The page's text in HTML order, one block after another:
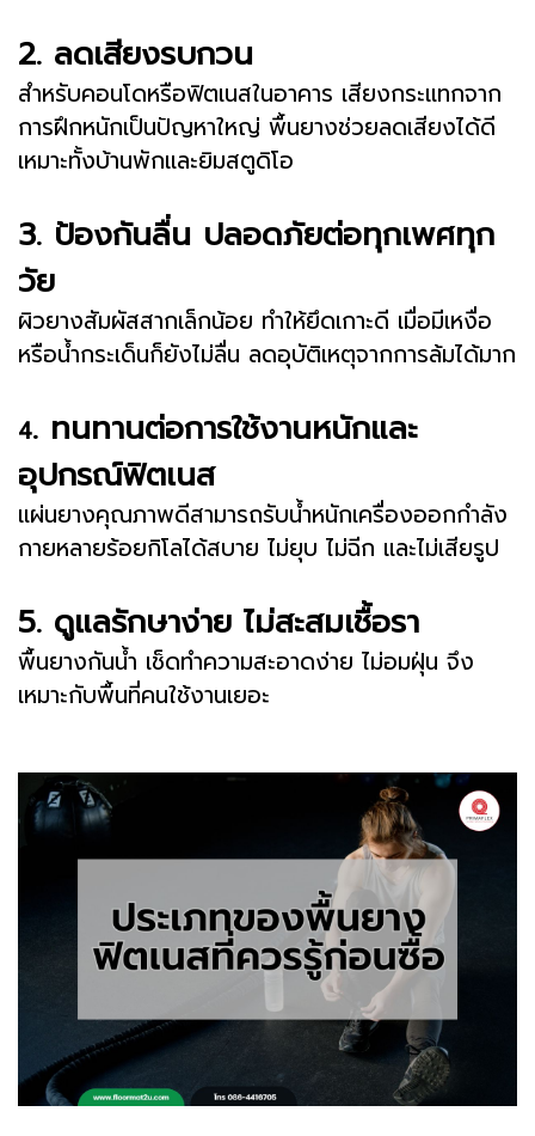
2. ลดเสียงรบกวน
สำหรับคอนโดหรือฟิตเนสในอาคาร เสียงกระแทกจาก
การฝึกหนักเป็นปัญหาใหญ่ พื้นยางช่วยลดเสียงได้ดี
เหมาะทั้งบ้านพักและยิมสตูดิโอ
3. ป้องกันลื่น ปลอดภัยต่อทุกเพศทุก
วัย
ผิวยางสัมผัสสากเล็กน้อย ทำให้ยึดเกาะดี เมื่อมีเหงื่อ
หรือน้ำกระเด็นก็ยังไม่ลื่น ลดอุบัติเหตุจากการล้มได้มาก
4. ทนทานต่อการใช้งานหนักและ
อุปกรณ์ฟิตเนส
แผ่นยางคุณภาพดีสามารถรับน้ำหนักเครื่องออกกำลัง
กายหลายร้อยกิโลได้สบาย ไม่ยุบ ไม่ฉีก และไม่เสียรูป
5. ดูแลรักษาง่าย ไม่สะสมเชื้อรา
พื้นยางกันน้ำ เช็ดทำความสะอาดง่าย ไม่อมฝุ่น จึง
เหมาะกับพื้นที่คนใช้งานเยอะ